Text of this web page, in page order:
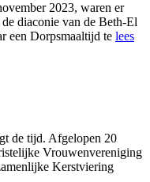
2023, waren er
diaconie van de Beth-El
een Dorpsmaaltijd te lees
de tijd. Afgelopen 20
Vrouwenvereniging
Kerstviering